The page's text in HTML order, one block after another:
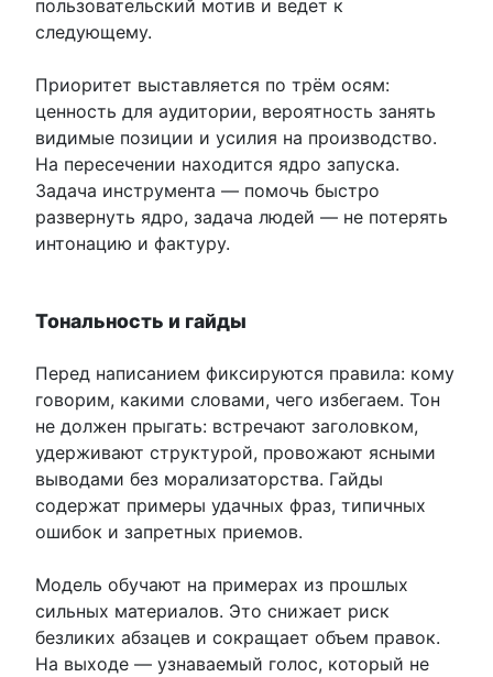
пользовательский мотив и ведет к
следующему.
Приоритет выставляется по трём осям:
ценность для аудитории, вероятность занять
видимые позиции и усилия на производство.
На пересечении находится ядро запуска.
Задача инструмента — помочь быстро
развернуть ядро, задача людей — не потерять
интонацию и фактуру.
Тональность и гайды
Перед написанием фиксируются правила: кому
говорим, какими словами, чего избегаем. Тон
не должен прыгать: встречают заголовком,
удерживают структурой, провожают ясными
выводами без морализаторства. Гайды
содержат примеры удачных фраз, типичных
ошибок и запретных приемов.
Модель обучают на примерах из прошлых
сильных материалов. Это снижает риск
безликих абзацев и сокращает объем правок.
На выходе — узнаваемый голос, который не